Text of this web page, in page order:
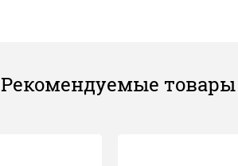
Рекомендуемые товары